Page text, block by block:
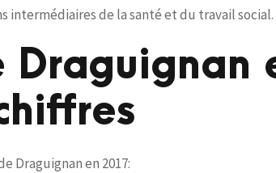
intermédiaires de la santé et du travail social.
Draguignan
Draguignan en 2017: